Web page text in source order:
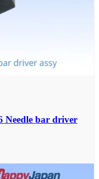
Needle bar driver